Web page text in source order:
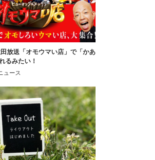
放送「オモウマい店」で「かあ
るみたい！
ュース